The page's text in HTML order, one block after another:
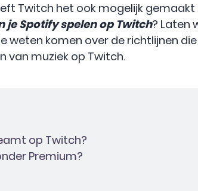
Twitch het ook mogelijk
je Spotify spelen op Twitch? Laten
weten komen over de richtlijnen
van muziek op Twitch.
op Twitch?
Premium?